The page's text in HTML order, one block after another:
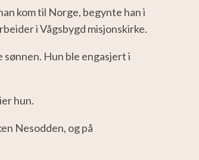
kom til Norge, begynte han i
i Vågsbygd misjonskirke.
Hun ble engasjert i
hun.
Nesodden, og på